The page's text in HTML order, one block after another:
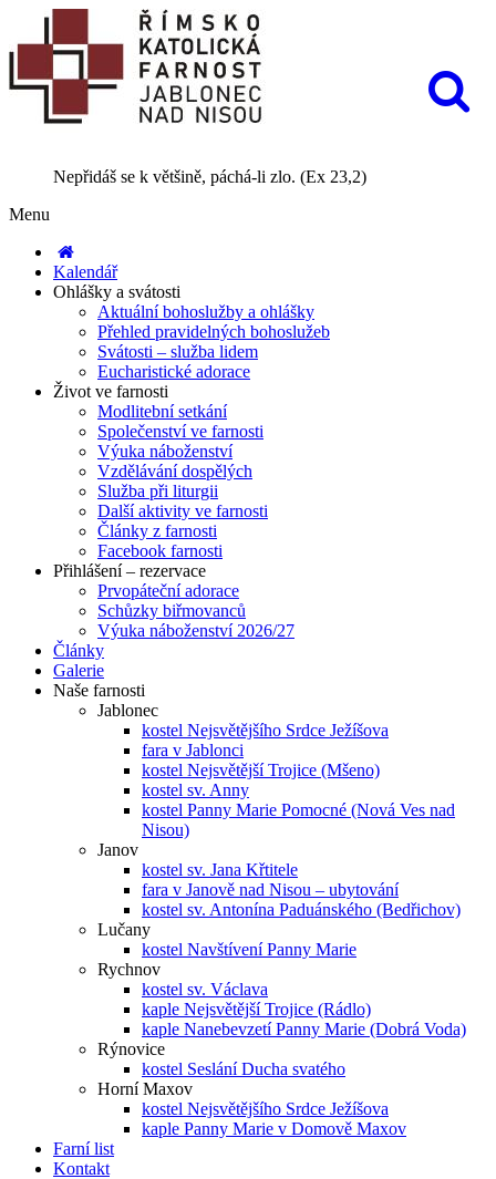
Nepřidáš se k většině, páchá-li zlo. (Ex 23,2)
Menu
Kalendář
Ohlášky a svátosti
Aktuální bohoslužby a ohlášky
Přehled pravidelných bohoslužeb
Svátosti – služba lidem
Eucharistické adorace
Život ve farnosti
Modlitební setkání
Společenství ve farnosti
Výuka náboženství
Vzdělávání dospělých
Služba při liturgii
Další aktivity ve farnosti
Články z farnosti
Facebook farnosti
Přihlášení – rezervace
Prvopáteční adorace
Schůzky biřmovanců
Výuka náboženství 2026/27
Články
Galerie
Naše farnosti
Jablonec
kostel Nejsvětějšího Srdce Ježíšova
fara v Jablonci
kostel Nejsvětější Trojice (Mšeno)
kostel sv. Anny
kostel Panny Marie Pomocné (Nová Ves nad
Nisou)
Janov
kostel sv. Jana Křtitele
fara v Janově nad Nisou – ubytování
kostel sv. Antonína Paduánského (Bedřichov)
Lučany
kostel Navštívení Panny Marie
Rychnov
kostel sv. Václava
kaple Nejsvětější Trojice (Rádlo)
kaple Nanebevzetí Panny Marie (Dobrá Voda)
Rýnovice
kostel Seslání Ducha svatého
Horní Maxov
kostel Nejsvětějšího Srdce Ježíšova
kaple Panny Marie v Domově Maxov
Farní list
Kontakt